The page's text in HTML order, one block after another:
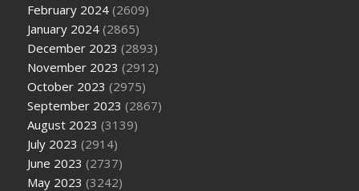
February 2024 (2609)
January 2024 (2865)
December 2023 (2893)
November 2023 (2912)
October 2023 (2975)
September 2023 (2867)
August 2023 (3139)
July 2023 (2914)
June 2023 (2737)
May 2023 (3242)